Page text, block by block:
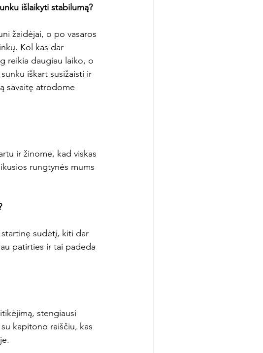
išlaikyti stabilumą?
žaidėjai, o po vasaros
Kol kas dar
reikia daugiau laiko, o
iškart susižaisti ir
savaitę atrodome
ir žinome, kad viskas
rungtynės mums
sudėtį, kiti dar
patirties ir tai padeda
stengiausi
kapitono raiščiu, kas